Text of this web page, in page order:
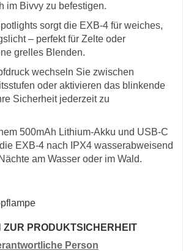
im Bivvy zu befestigen.
sorgt die EXB-4 für weiches,
– perfekt für Zelte oder
grelles Blenden.
wechseln Sie zwischen
oder aktivieren das blinkende
Sicherheit jederzeit zu
500mAh Lithium-Akku und USB-C
EXB-4 nach IPX4 wasserabweisend
am Wasser oder im Wald.
ZUR PRODUKTSICHERHEIT
Person